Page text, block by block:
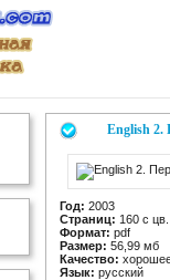
English 2.
Год: 2003
Страниц: 160 с
Формат: pdf
Размер: 56,99 мб
Качество:
Язык: русский